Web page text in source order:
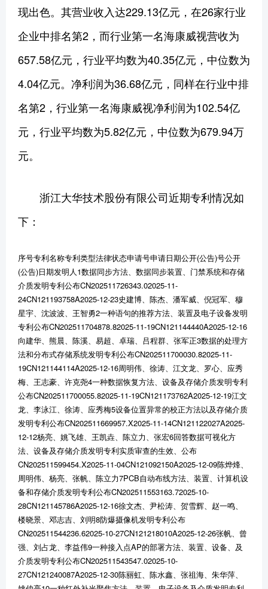
现出色。其营业收入达229.13亿元，在26家行业
企业中排名第2，而行业第一名海康威视营收为
657.58亿元，行业平均数为40.35亿元，中位数为
4.04亿元。净利润为36.68亿元，同样在行业中排
名第2，行业第一名海康威视净利润为102.54亿
元，行业平均数为5.82亿元，中位数为679.94万
元。
浙江大华技术股份有限公司近期专利情况如
下：
序号专利名称专利类型法律状态申请号申请日期公开(公告)号公开
(公告)日期发明人1数据同步方法、数据同步装置、门禁系统和存储
介质发明专利公布CN202511726343.02025-11-
24CN121193758A2025-12-23史建博、陈杰、潘军威、倪冠军、穆
星宇、沈波波、王智勇2一种语句的推荐方法、装置及电子设备发明
专利公布CN202511704878.82025-11-19CN121144440A2025-12-16
向建华、熊晨、陈溪、易超、卓瑞、吕程群、张军正3数据的处理方
法和分布式存储系统发明专利公布CN202511700030.82025-11-
19CN121144114A2025-12-16周明伟、徐涛、江文龙、罗心、应秀
梅、王志豪、许克尧4一种数据恢复方法、设备及存储介质发明专利
公布CN202511700055.82025-11-19CN121173762A2025-12-19江文
龙、李泳江、徐涛、应秀梅5设备位置异常的校正方法以及存储介质
发明专利公布CN202511669957.X2025-11-14CN121122027A2025-
12-12杨亮、姚飞雄、王凯垚、陈立力、张宏6回答数据可视化方
法、设备及存储介质发明专利实质审查的生效、公布
CN202511599454.X2025-11-04CN121092150A2025-12-09陈烨烽、
周明伟、杨亮、张帆、陈立力7PCB自动布线方法、装置、计算机设
备和存储介质发明专利公布CN202511553163.72025-10-
28CN121145786A2025-12-16徐文杰、尹松涛、贺雪辉、赵一鸣、
楼晓景、邓志吉、刘明8防爆摄像机发明专利公布
CN202511544236.62025-10-27CN121218010A2025-12-26张帆、曾
强、刘占龙、李益伟9一种接入点AP的部署方法、装置、设备、及
介质发明专利公布CN202511543547.02025-10-
27CN121240087A2025-12-30陈丽虹、陈水鑫、张祖海、朱华萍、